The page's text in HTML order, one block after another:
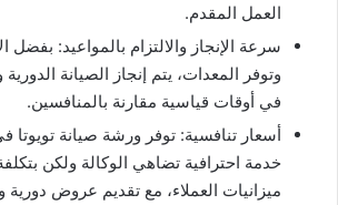
العمل المقدم.
سرعة الإنجاز والالتزام بالمواعيد: بفضل
وتوفر المعدات، يتم إنجاز الصيانة
في أوقات قياسية مقارنة بالمنافسين.
أسعار تنافسية: توفر ورشة صيانة تويوتا
خدمة احترافية تضاهي الوكالة ولكن
ميزانيات العملاء، مع تقديم عروض